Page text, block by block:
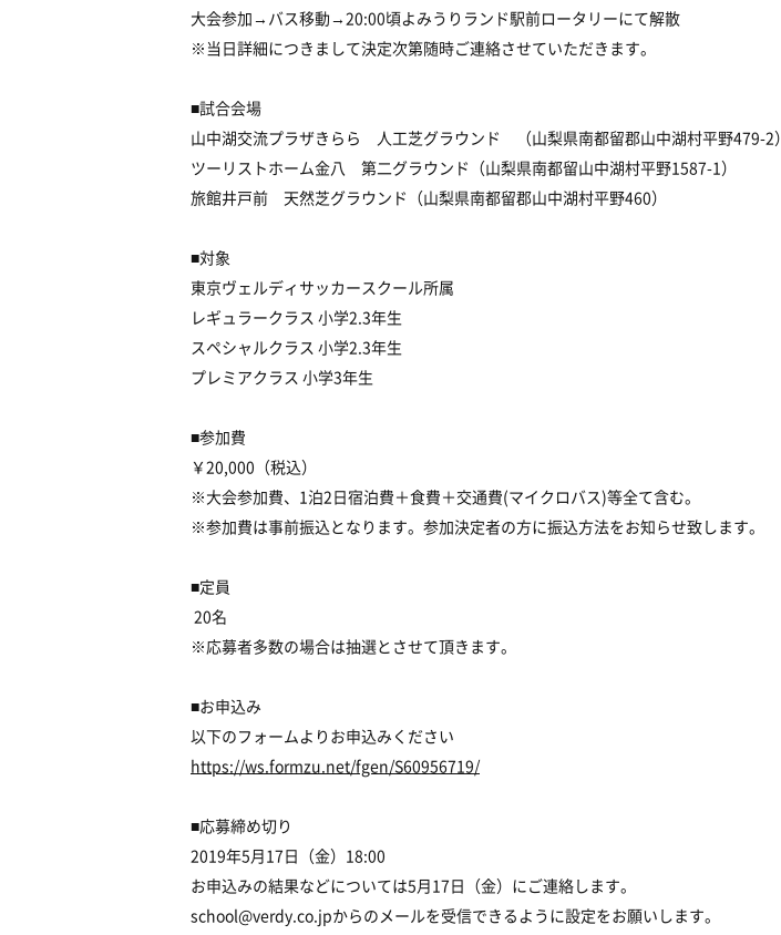
大会参加→バス移動→20:00頃よみうりランド駅前ロータリーにて解散
※当日詳細につきまして決定次第随時ご連絡させていただきます。
■試合会場
山中湖交流プラザきらら 人工芝グラウンド （山梨県南都留郡山中湖村平野479-2）
ツーリストホーム金八 第二グラウンド（山梨県南都留山中湖村平野1587-1）
旅館井戸前 天然芝グラウンド（山梨県南都留郡山中湖村平野460）
■対象
東京ヴェルディサッカースクール所属
レギュラークラス 小学2.3年生
スペシャルクラス 小学2.3年生
プレミアクラス 小学3年生
■参加費
￥20,000（税込）
※大会参加費、1泊2日宿泊費＋食費＋交通費(マイクロバス)等全て含む。
※参加費は事前振込となります。参加決定者の方に振込方法をお知らせ致します。
■定員
20名
※応募者多数の場合は抽選とさせて頂きます。
■お申込み
以下のフォームよりお申込みください
https://ws.formzu.net/fgen/S60956719/
■応募締め切り
2019年5月17日（金）18:00
お申込みの結果などについては5月17日（金）にご連絡します。
school@verdy.co.jpからのメールを受信できるように設定をお願いします。